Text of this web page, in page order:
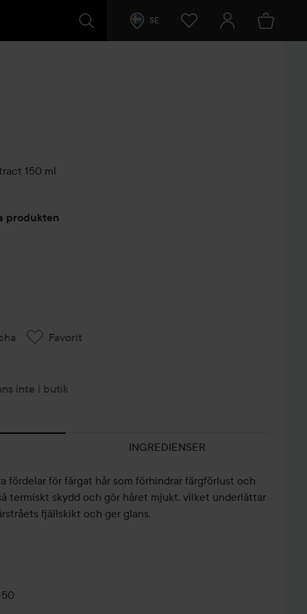
SE
150 ml
produkten
Favorit
inte i butik
INGREDIENSER
fördelar för färgat hår som förhindrar färgförlust och
termiskt skydd och gör håret mjukt, vilket underlättar
fjällskikt och ger glans.